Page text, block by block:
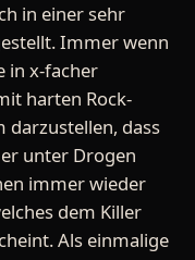
in einer sehr
Immer wenn
in x-facher
harten Rock-
darzustellen, dass
unter Drogen
immer wieder
dem Killer
Als einmalige